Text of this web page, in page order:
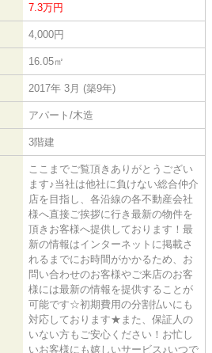
7.3万円
4,000円
16.05㎡
2017年 3月 (築9年)
アパート/木造
3階建
ここまでご覧頂きありがとうござい
ます♪当社は他社に負けない総合仲介
店を目指し、各沿線の各不動産会社
様へ直接ご挨拶に行き最新の物件を
頂きお客様へ提供しております！最
新の情報はインターネットに掲載さ
れるまでにお時間がかかるため、お
問い合わせのお客様やご来店のお客
様には最新の情報を提供することが
可能です☆初期費用の分割払いにも
対応しております★また、保証人の
いない方もご安心ください！お忙し
いお客様にも嬉しいサービス♪いつで